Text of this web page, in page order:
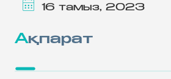
16 тамыз, 2023
Ақпарат